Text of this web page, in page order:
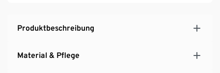
Belüftungsschlitze im oberen Rückenbereich
Variabler Saum mit Kordelzug
Klettverschluss verstellbar
Produktbeschreibung
Material & Pflege